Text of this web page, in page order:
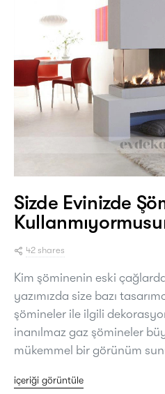
Sizde Evinizde
42 shares
Kim şöminenin eski çağlarda
yazımızda size bazı
şömineler ile ilgili
inanılmaz gaz şömineler
mükemmel bir görünüm
içeriği görüntüle